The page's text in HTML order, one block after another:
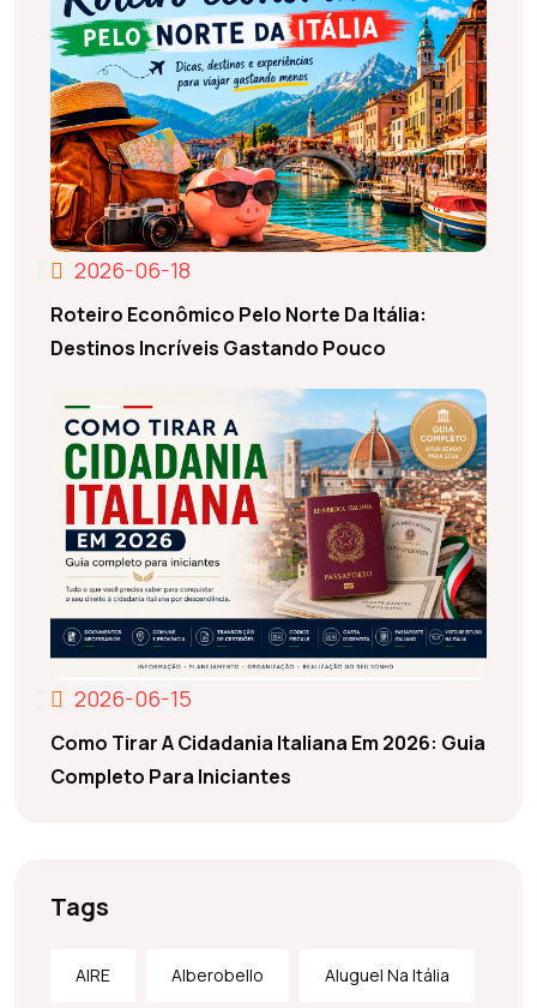
2026-06-18
Roteiro Econômico Pelo Norte Da Itália:
Destinos Incríveis Gastando Pouco
2026-06-15
Como Tirar A Cidadania Italiana Em 2026: Guia
Completo Para Iniciantes
Tags
AIRE Alberobello Aluguel Na Itália